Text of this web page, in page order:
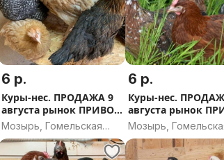
6 р.
Куры-нес. ПРОДАЖА 9
августа рынок ПРИВОЗ
г.Мозырь.
Мозырь, Гомельская
область
6 р.
Куры-нес.
августа рынок
г .Мозырь .
Мозырь,
область